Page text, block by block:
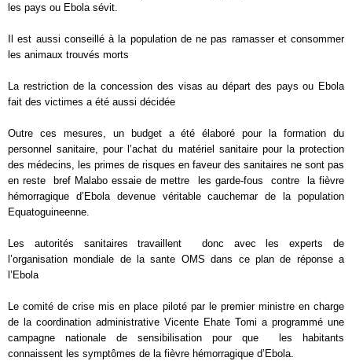
les pays ou Ebola sévit.
Il est aussi conseillé à la population de ne pas ramasser et consommer
les animaux trouvés morts
La restriction de la concession des visas au départ des pays ou Ebola
fait des victimes a été aussi décidée
Outre ces mesures, un budget a été élaboré pour la formation du
personnel sanitaire, pour l’achat du matériel sanitaire pour la protection
des médecins, les primes de risques en faveur des sanitaires ne sont pas
en reste bref Malabo essaie de mettre les garde-fous contre la fièvre
hémorragique d’Ebola devenue véritable cauchemar de la population
Equatoguineenne.
Les autorités sanitaires travaillent donc avec les experts de
l’organisation mondiale de la sante OMS dans ce plan de réponse a
l’Ebola
Le comité de crise mis en place piloté par le premier ministre en charge
de la coordination administrative Vicente Ehate Tomi a programmé une
campagne nationale de sensibilisation pour que les habitants
connaissent les symptômes de la fièvre hémorragique d’Ebola.